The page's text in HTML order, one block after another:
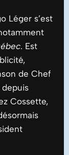
Léger s’est
. Est
de Chef
Cossette,